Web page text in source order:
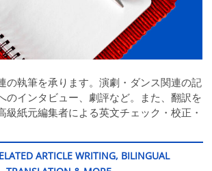
の執筆を承ります。演劇・ダンス関連の記
のインタビュー、劇評など。また、翻訳を
級紙元編集者による英文チェック・校正・
ARTICLE WRITING, BILINGUAL